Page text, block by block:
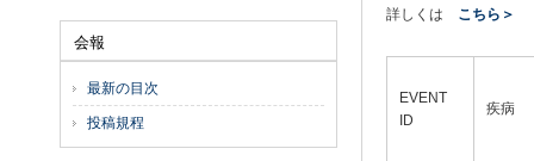
詳しくは こちら＞
EVENT
ID
疾病
会報
最新の目次
投稿規程